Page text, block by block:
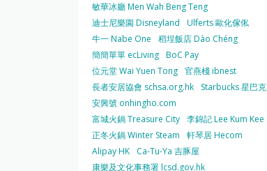
敏華冰廳 Men Wah Beng Teng
迪士尼樂園 Disneyland
Ulferts 歐化傢俬
牛一 Nabe One
稻埕飯店 Dào Chéng
簡簡單單 ecLiving BoC Pay
位元堂 Wai Yuen Tong 官燕棧 ibnest
長者安居協會 schsa.org.hk
Starbucks 星巴克
安興號 onhingho.com
富城火鍋 Treasure City 李錦記 Lee Kum Kee
正冬火鍋 Winter Steam
軒琴居 Hecom
Alipay HK
Ca-Tu-Ya 吉豚屋
康樂及文化事務署 lcsd.gov.hk